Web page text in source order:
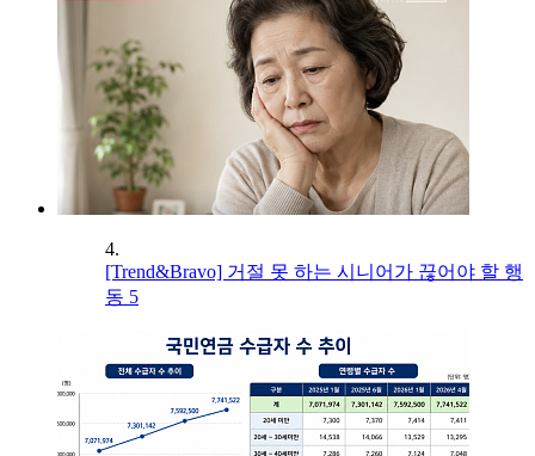
4.
[Trend&Bravo] 거절 못 하는 시니어가 끊어야 할 행
동 5